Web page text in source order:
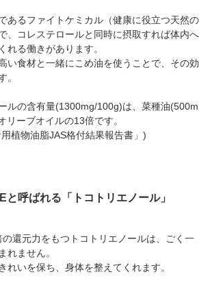
あるファイトケミカル（健康に役立つ天然の
、コレステロールと同時に摂取すれば体内へ
れる働きがあります。
い食材と一緒にこめ油を使うことで、その効
。
ルの含有量(1300mg/100g)は、菜種油(500m
ーブオイルの13倍です。
植物油脂JAS格付結果報告書」)
と呼ばれる「トコトリエノール」
還元力をもつトコトリエノールは、ごく一
れません。
れいを保ち、身体を整えてくれます。